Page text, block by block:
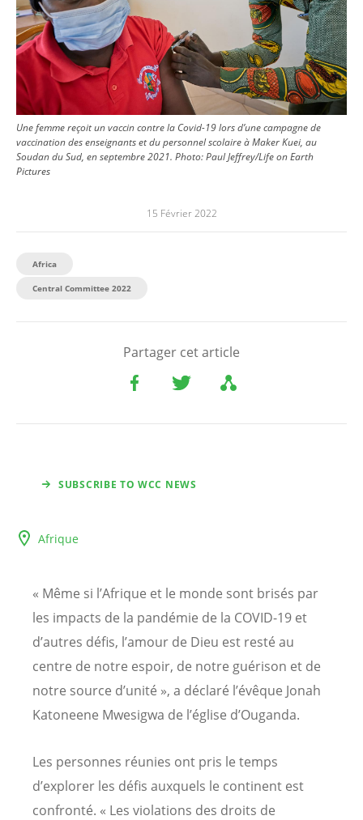
Une femme reçoit un vaccin contre la Covid-19 lors d’une campagne de
vaccination des enseignants et du personnel scolaire à Maker Kuei, au
Soudan du Sud, en septembre 2021. Photo:Paul Jeffrey/Life on Earth
Pictures
15 Février 2022
Africa
Central Committee 2022
Partager cet article
SUBSCRIBE TO WCC NEWS
Afrique
« Même si l’Afrique et le monde sont brisés par
les impacts de la pandémie de la COVID-19 et
d’autres défis, l’amour de Dieu est resté au
centre de notre espoir, de notre guérison et de
notre source d’unité », a déclaré l’évêque Jonah
Katoneene Mwesigwa de l’église d’Ouganda.
Les personnes réunies ont pris le temps
d’explorer les défis auxquels le continent est
confronté. « Les violations des droits de